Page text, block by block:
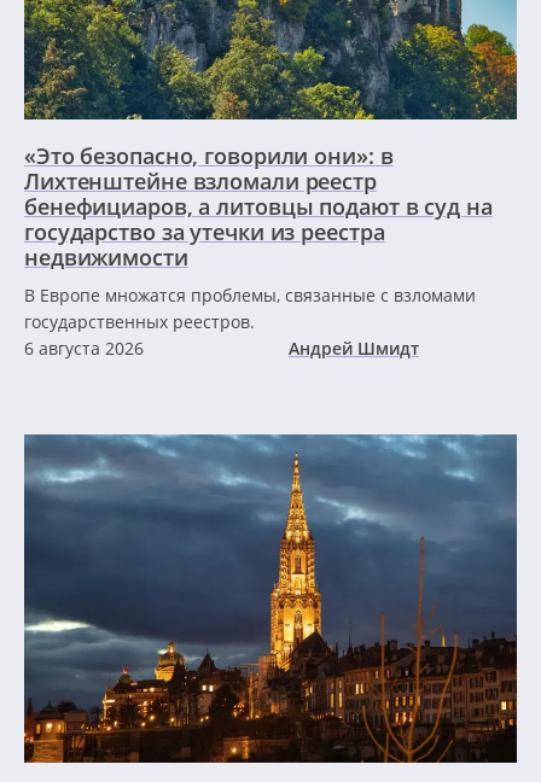
«Это безопасно, говорили они»: в
Лихтенштейне взломали реестр
бенефициаров, а литовцы подают в суд на
государство за утечки из реестра
недвижимости
В Европе множатся проблемы, связанные с взломами
государственных реестров.
6 августа 2026
Андрей Шмидт